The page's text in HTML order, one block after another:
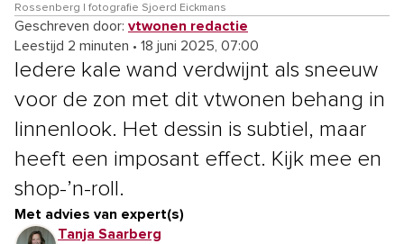
Rossenberg | fotografie Sjoerd Eickmans
Geschreven door: vtwonen redactie
Leestijd 2 minuten • 18 juni 2025, 07:00
Iedere kale wand verdwijnt als sneeuw
voor de zon met dit vtwonen behang in
linnenlook. Het dessin is subtiel, maar
heeft een imposant effect. Kijk mee en
shop-’n-roll.
Met advies van expert(s)
Tanja Saarberg